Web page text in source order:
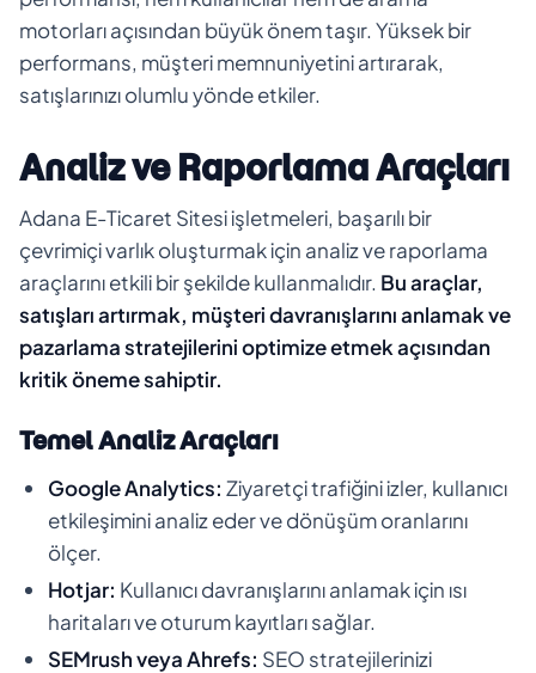
motorları açısından büyük önem taşır. Yüksek bir
performans, müşteri memnuniyetini artırarak,
satışlarınızı olumlu yönde etkiler.
Analiz ve Raporlama Araçları
Adana E-Ticaret Sitesi işletmeleri, başarılı bir
çevrimiçi varlık oluşturmak için analiz ve raporlama
araçlarını etkili bir şekilde kullanmalıdır. Bu araçlar,
satışları artırmak, müşteri davranışlarını anlamak ve
pazarlama stratejilerini optimize etmek açısından
kritik öneme sahiptir.
Temel Analiz Araçları
Google Analytics: Ziyaretçi trafiğini izler, kullanıcı
etkileşimini analiz eder ve dönüşüm oranlarını
ölçer.
Hotjar: Kullanıcı davranışlarını anlamak için ısı
haritaları ve oturum kayıtları sağlar.
SEMrush veya Ahrefs: SEO stratejilerinizi